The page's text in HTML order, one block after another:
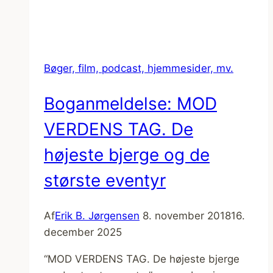
Bøger, film, podcast, hjemmesider, mv.
Boganmeldelse: MOD
VERDENS TAG. De
højeste bjerge og de
største eventyr
AfErik B. Jørgensen 8. november 201816.
december 2025
“MOD VERDENS TAG. De højeste bjerge